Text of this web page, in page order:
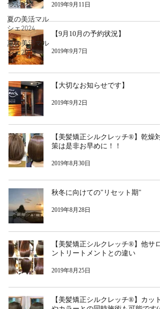
つぶやき
夏の美活マル
シェ2024
夏の美活マル
シェ2025
2019年9月11日
【9月10月の予約状況】
2019年9月7日
【大切なお知らせです】
2019年9月2日
【美髪矯正シルクレッチ®︎】乾燥対
策は是非お早めに！！
2019年8月30日
秋冬に向けての"リセット期"
2019年8月28日
【美髪矯正シルクレッチ®︎】他サロ
ントリートメントとの違い
2019年8月25日
【美髪矯正シルクレッチ®︎】カット